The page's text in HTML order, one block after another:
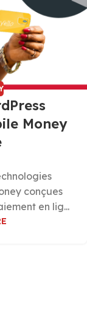
Money
conçues
en lig...